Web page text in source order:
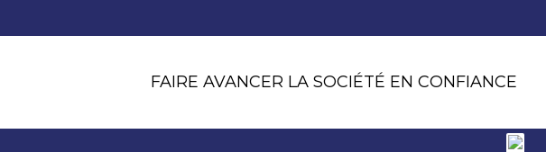
FAIRE AVANCER LA SOCIÉTÉ EN CONFIANCE